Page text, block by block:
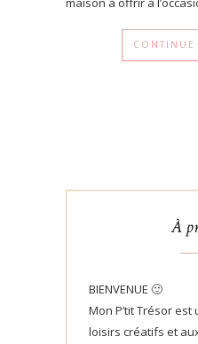
À
BIENVENUE 🙂
Mon P’tit Trésor
loisirs créatifs et